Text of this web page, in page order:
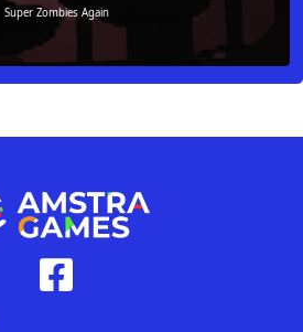
Super Zombies Again